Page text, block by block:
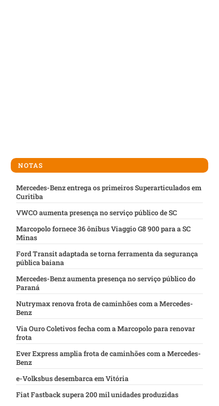
NOTAS
Mercedes-Benz entrega os primeiros Superarticulados em
Curitiba
VWCO aumenta presença no serviço público de SC
Marcopolo fornece 36 ônibus Viaggio G8 900 para a SC
Minas
Ford Transit adaptada se torna ferramenta da segurança
pública baiana
Mercedes-Benz aumenta presença no serviço público do
Paraná
Nutrymax renova frota de caminhões com a Mercedes-
Benz
Via Ouro Coletivos fecha com a Marcopolo para renovar
frota
Ever Express amplia frota de caminhões com a Mercedes-
Benz
e-Volksbus desembarca em Vitória
Fiat Fastback supera 200 mil unidades produzidas